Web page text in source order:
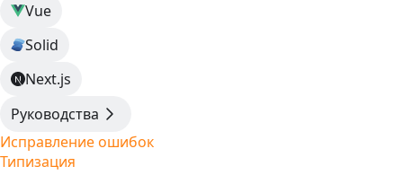
Vue
Solid
Next.js
Руководства
Исправление ошибок
Типизация